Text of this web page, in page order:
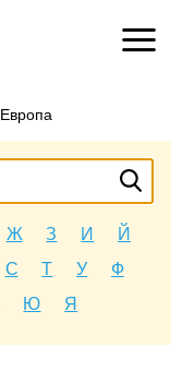
Европа
Ж З И
Й
С Т У
Ф
Ю Я